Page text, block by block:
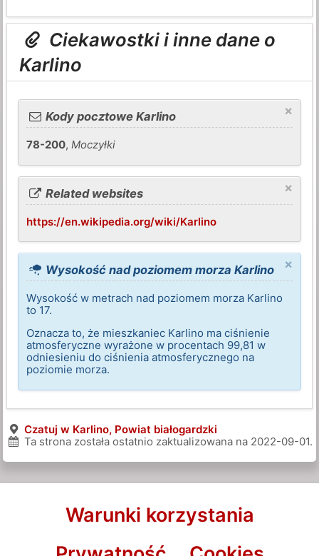
Ciekawostki i inne dane o
Karlino
×
Kody pocztowe Karlino
78-200,Moczyłki
×
Related websites
https://en.wikipedia.org/wiki/Karlino
×
Wysokość nad poziomem morza Karlino
Wysokość w metrach nad poziomem morza Karlino
to 17.
Oznacza to, że mieszkaniec Karlino ma ciśnienie
atmosferyczne wyrażone w procentach 99,81 w
odniesieniu do ciśnienia atmosferycznego na
poziomie morza.
Czatuj w Karlino, Powiat białogardzki
Ta strona została ostatnio zaktualizowana na 2022-09-01.
Warunki korzystania